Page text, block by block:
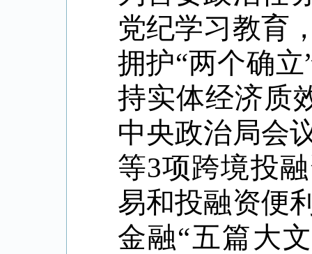
党纪学习教育
拥护“两个确立
持实体经济质
中央政治局会
等3项跨境投
易和投融资便
金融“五篇大